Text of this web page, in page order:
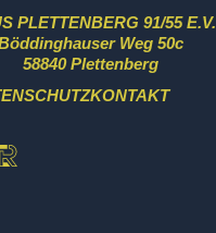
PLETTENBERG 91/55 E.V.
Weg 50c
58840 Plettenberg
KONTAKT